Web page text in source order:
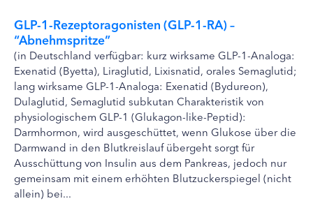
GLP-1-Rezeptoragonisten (GLP-1-RA) –
“Abnehmspritze”
(in Deutschland verfügbar: kurz wirksame GLP-1-Analoga:
Exenatid (Byetta), Liraglutid, Lixisnatid, orales Semaglutid;
lang wirksame GLP-1-Analoga: Exenatid (Bydureon),
Dulaglutid, Semaglutid subkutan Charakteristik von
physiologischem GLP-1 (Glukagon-like-Peptid):
Darmhormon, wird ausgeschüttet, wenn Glukose über die
Darmwand in den Blutkreislauf übergeht sorgt für
Ausschüttung von Insulin aus dem Pankreas, jedoch nur
gemeinsam mit einem erhöhten Blutzuckerspiegel (nicht
allein) bei...